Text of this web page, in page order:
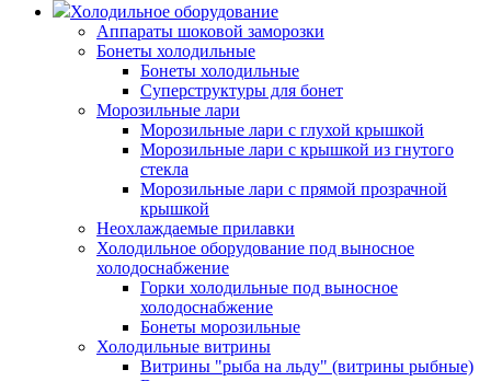
Холодильное оборудование
Аппараты шоковой заморозки
Бонеты холодильные
Бонеты холодильные
Суперструктуры для бонет
Морозильные лари
Морозильные лари с глухой крышкой
Морозильные лари с крышкой из гнутого
стекла
Морозильные лари с прямой прозрачной
крышкой
Неохлаждаемые прилавки
Холодильное оборудование под выносное
холодоснабжение
Горки холодильные под выносное
холодоснабжение
Бонеты морозильные
Холодильные витрины
Витрины "рыба на льду" (витрины рыбные)